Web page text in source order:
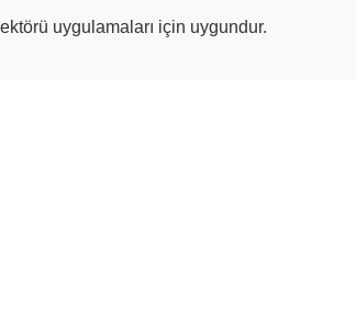
uygulamaları için uygundur.